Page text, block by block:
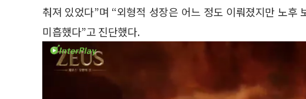
춰져 있었다”며 “외형적 성장은 어느 정도 이뤄졌지만 노후
미흡했다”고 진단했다.